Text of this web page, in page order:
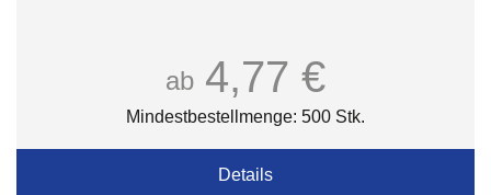
ab 4,77 €
Mindestbestellmenge: 500 Stk.
Details